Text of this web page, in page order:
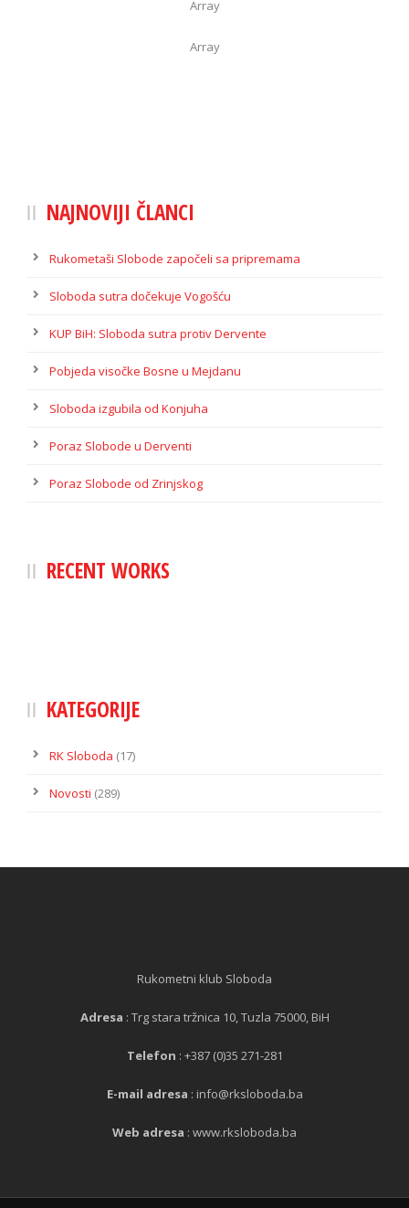
Array
Array
NAJNOVIJI ČLANCI
Rukometaši Slobode započeli sa pripremama
Sloboda sutra dočekuje Vogošću
KUP BiH: Sloboda sutra protiv Dervente
Pobjeda visočke Bosne u Mejdanu
Sloboda izgubila od Konjuha
Poraz Slobode u Derventi
Poraz Slobode od Zrinjskog
RECENT WORKS
KATEGORIJE
RK Sloboda (17)
Novosti (289)
Rukometni klub Sloboda
Adresa : Trg stara tržnica 10, Tuzla 75000, BiH
Telefon : +387 (0)35 271-281
E-mail adresa : info@rksloboda.ba
Web adresa : www.rksloboda.ba